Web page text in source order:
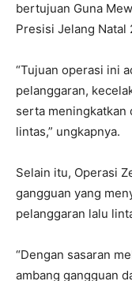
bertujuan Guna
Presisi Jelang Natal
“Tujuan operasi ini
pelanggaran,
serta meningkatkan
lintas,” ungkapnya.
Selain itu, Operasi
gangguan yang
pelanggaran lalu
“Dengan sasaran
ambang gangguan